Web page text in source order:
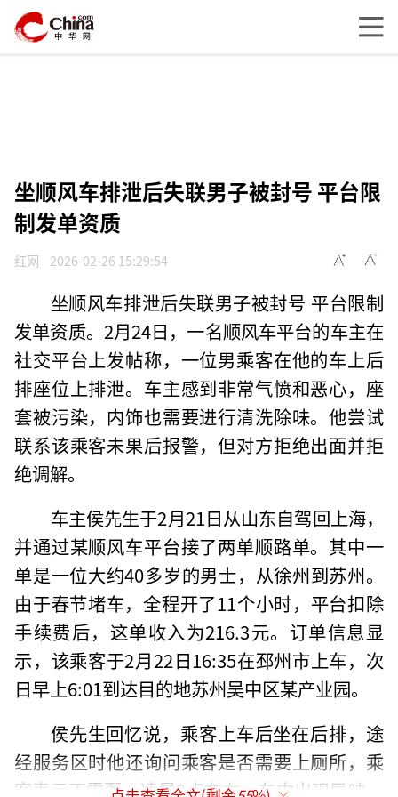
坐顺风车排泄后失联男子被封号 平台限
制发单资质
红网 2026-02-26 15:29:54
坐顺风车排泄后失联男子被封号 平台限制
发单资质。2月24日，一名顺风车平台的车主在
社交平台上发帖称，一位男乘客在他的车上后
排座位上排泄。车主感到非常气愤和恶心，座
套被污染，内饰也需要进行清洗除味。他尝试
联系该乘客未果后报警，但对方拒绝出面并拒
绝调解。
车主侯先生于2月21日从山东自驾回上海，
并通过某顺风车平台接了两单顺路单。其中一
单是一位大约40多岁的男士，从徐州到苏州。
由于春节堵车，全程开了11个小时，平台扣除
手续费后，这单收入为216.3元。订单信息显
示，该乘客于2月22日16:35在邳州市上车，次
日早上6:01到达目的地苏州吴中区某产业园。
侯先生回忆说，乘客上车后坐在后排，途
经服务区时他还询问乘客是否需要上厕所，乘
客表示不需要。凌晨2点左右，车内出现异味，